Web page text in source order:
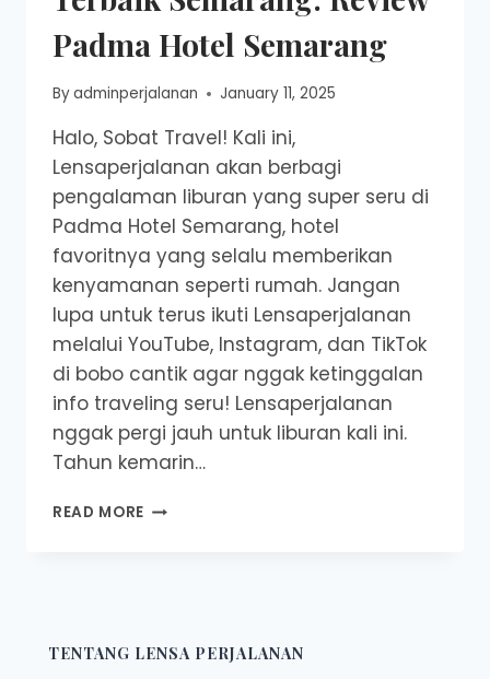
Padma Hotel Semarang
Byadminperjalanan January 11, 2025
Halo, Sobat Travel! Kali ini,
Lensaperjalanan akan berbagi
pengalaman liburan yang super seru di
Padma Hotel Semarang, hotel
favoritnya yang selalu memberikan
kenyamanan seperti rumah. Jangan
lupa untuk terus ikuti Lensaperjalanan
melalui YouTube, Instagram, dan TikTok
di bobo cantik agar nggak ketinggalan
info traveling seru! Lensaperjalanan
nggak pergi jauh untuk liburan kali ini.
Tahun kemarin…
READ MORE STAYCATION
REVIEW
TENTANG LENSA PERJALANAN